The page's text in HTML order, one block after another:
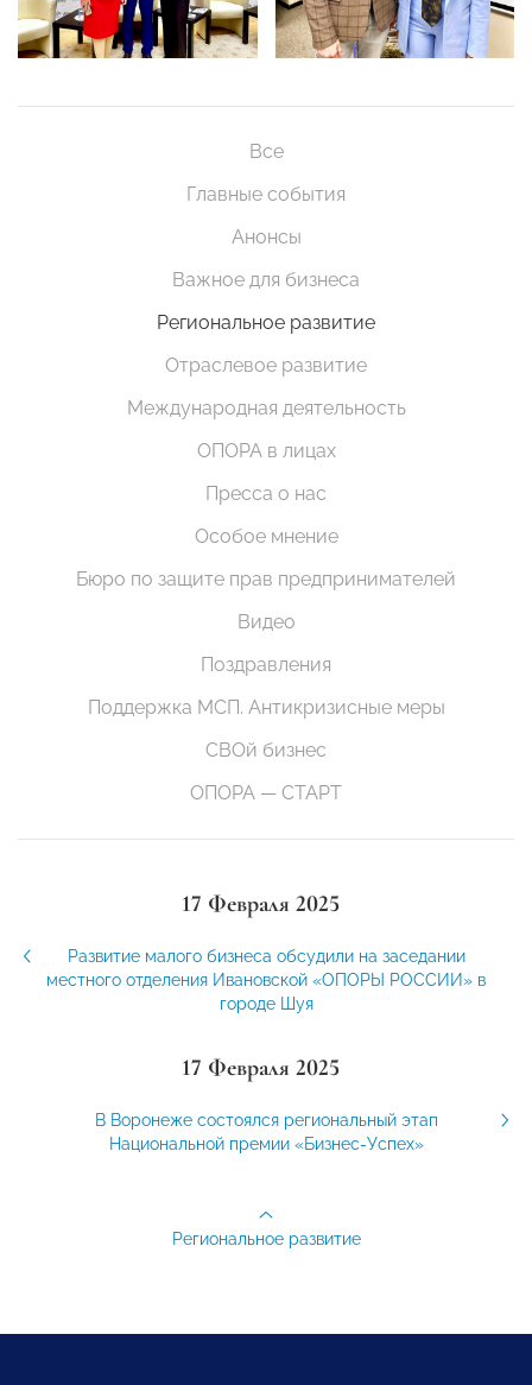
Все
Главные события
Анонсы
Важное для бизнеса
Региональное развитие
Отраслевое развитие
Международная деятельность
ОПОРА в лицах
Пресса о нас
Особое мнение
Бюро по защите прав предпринимателей
Видео
Поздравления
Поддержка МСП. Антикризисные меры
СВОй бизнес
ОПОРА — СТАРТ
17 Февраля 2025
Развитие малого бизнеса обсудили на заседании
местного отделения Ивановской «ОПОРЫ РОССИИ» в
городе Шуя
17 Февраля 2025
В Воронеже состоялся региональный этап
Национальной премии «Бизнес-Успех»
Региональное развитие